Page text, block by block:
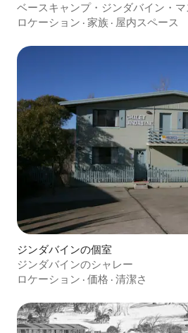
ベースキャンプ・ジンダバイン・マ
ロケーション · 家族 · 屋内スペース
ジンダバインの個室
ジンダバインのシャレー
ロケーション · 価格 · 清潔さ